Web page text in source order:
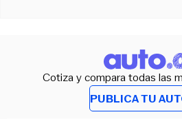
Cotiza y compara todas las
PUBLICA TU